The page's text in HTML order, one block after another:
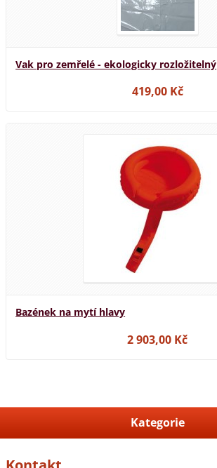
Vak pro zemřelé - ekologicky rozložitelný
419,00 Kč
Bazének na mytí hlavy
2 903,00 Kč
Kategorie